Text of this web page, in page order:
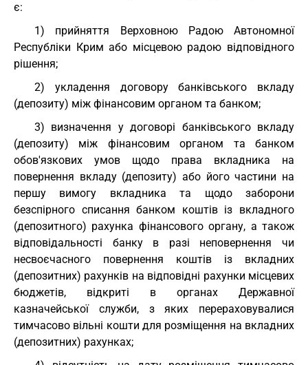
є:
1) прийняття Верховною Радою Автономної
Республіки Крим або місцевою радою відповідного
рішення;
2) укладення договору банківського вкладу
(депозиту) між фінансовим органом та банком;
3) визначення у договорі банківського вкладу
(депозиту) між фінансовим органом та банком
обов'язкових умов щодо права вкладника на
повернення вкладу (депозиту) або його частини на
першу вимогу вкладника та щодо заборони
безспірного списання банком коштів із вкладного
(депозитного) рахунка фінансового органу, а також
відповідальності банку в разі неповернення чи
несвоєчасного повернення коштів із вкладних
(депозитних) рахунків на відповідні рахунки місцевих
бюджетів, відкриті в органах Державної
казначейської служби, з яких перераховувалися
тимчасово вільні кошти для розміщення на вкладних
(депозитних) рахунках;